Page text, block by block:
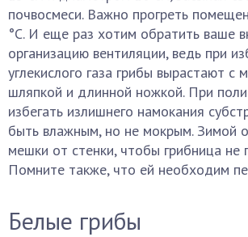
почвосмеси. Важно прогреть
°С. И еще раз хотим обратить ваше
организацию вентиляции, ведь при
углекислого газа грибы вырастают с
шляпкой и длинной ножкой. При
избегать излишнего намокания
быть влажным, но не мокрым. Зимой
мешки от стенки, чтобы грибница не
Помните также, что ей необходим
Белые грибы